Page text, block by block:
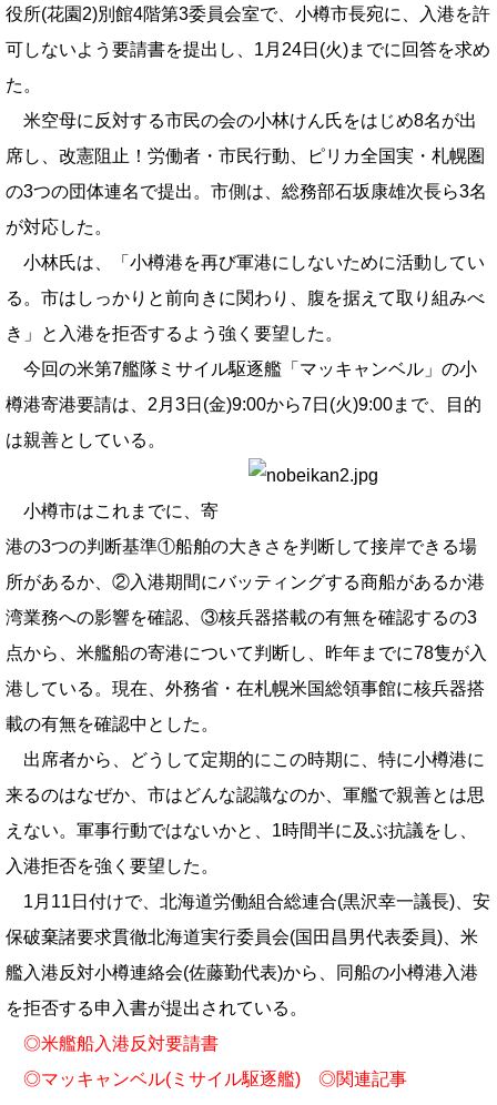
役所(花園2)別館4階第3委員会室で、小樽市長宛に、入港を許
可しないよう要請書を提出し、1月24日(火)までに回答を求め
た。
米空母に反対する市民の会の小林けん氏をはじめ8名が出
席し、改憲阻止！労働者・市民行動、ピリカ全国実・札幌圏
の3つの団体連名で提出。市側は、総務部石坂康雄次長ら3名
が対応した。
小林氏は、「小樽港を再び軍港にしないために活動してい
る。市はしっかりと前向きに関わり、腹を据えて取り組みべ
き」と入港を拒否するよう強く要望した。
今回の米第7艦隊ミサイル駆逐艦「マッキャンベル」の小
樽港寄港要請は、2月3日(金)9:00から7日(火)9:00まで、目的
は親善としている。
小樽市はこれまでに、寄
港の3つの判断基準①船舶の大きさを判断して接岸できる場
所があるか、②入港期間にバッティングする商船があるか港
湾業務への影響を確認、③核兵器搭載の有無を確認するの3
点から、米艦船の寄港について判断し、昨年までに78隻が入
港している。現在、外務省・在札幌米国総領事館に核兵器搭
載の有無を確認中とした。
出席者から、どうして定期的にこの時期に、特に小樽港に
来るのはなぜか、市はどんな認識なのか、軍艦で親善とは思
えない。軍事行動ではないかと、1時間半に及ぶ抗議をし、
入港拒否を強く要望した。
1月11日付けで、北海道労働組合総連合(黒沢幸一議長)、安
保破棄諸要求貫徹北海道実行委員会(国田昌男代表委員)、米
艦入港反対小樽連絡会(佐藤勤代表)から、同船の小樽港入港
を拒否する申入書が提出されている。
◎米艦船入港反対要請書
◎マッキャンベル(ミサイル駆逐艦) ◎関連記事